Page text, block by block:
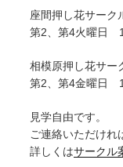
座間押し花サーク
第2、第4火曜日
相模原押し花サー
第2、第4金曜日
見学自由です。
ご連絡いただけれ
詳しくはサークル